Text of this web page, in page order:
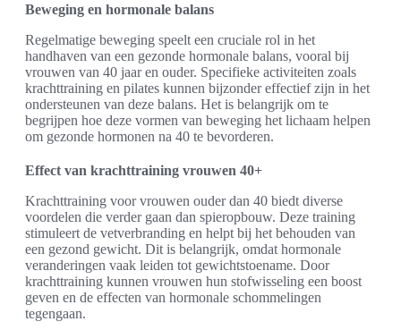
Beweging en hormonale balans
Regelmatige beweging speelt een cruciale rol in het
handhaven van een gezonde hormonale balans, vooral bij
vrouwen van 40 jaar en ouder. Specifieke activiteiten zoals
krachttraining en pilates kunnen bijzonder effectief zijn in het
ondersteunen van deze balans. Het is belangrijk om te
begrijpen hoe deze vormen van beweging het lichaam helpen
om gezonde hormonen na 40 te bevorderen.
Effect van krachttraining vrouwen 40+
Krachttraining voor vrouwen ouder dan 40 biedt diverse
voordelen die verder gaan dan spieropbouw. Deze training
stimuleert de vetverbranding en helpt bij het behouden van
een gezond gewicht. Dit is belangrijk, omdat hormonale
veranderingen vaak leiden tot gewichtstoename. Door
krachttraining kunnen vrouwen hun stofwisseling een boost
geven en de effecten van hormonale schommelingen
tegengaan.